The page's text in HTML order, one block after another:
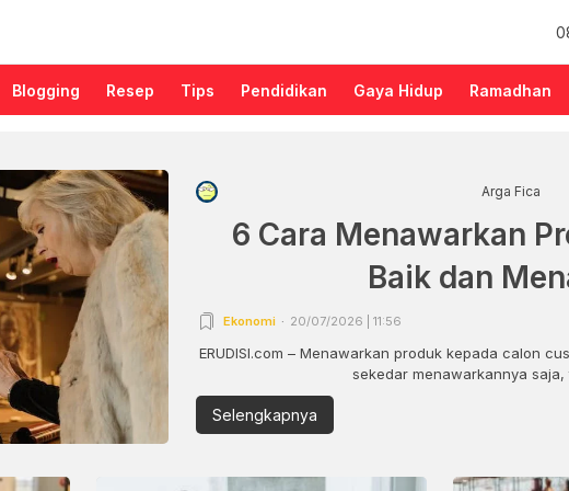
Blogging Resep Tips Pendidikan Gaya Hidup Ramadhan
Arga Fica
6 Cara Menawarkan
Baik dan
Ekonomi 20/07/2026 | 11:56
ERUDISI.com – Menawarkan produk kepada calon
sekedar menawarkannya saja,
Selengkapnya